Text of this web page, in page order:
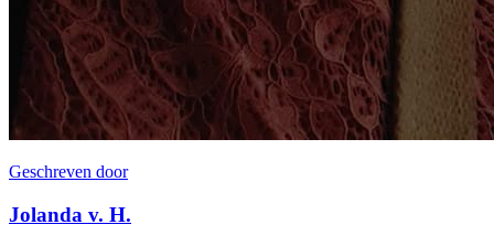
Geschreven door
Jolanda v. H.